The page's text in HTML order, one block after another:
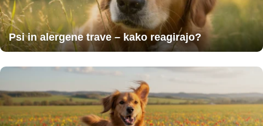
Psi in alergene trave – kako reagirajo?